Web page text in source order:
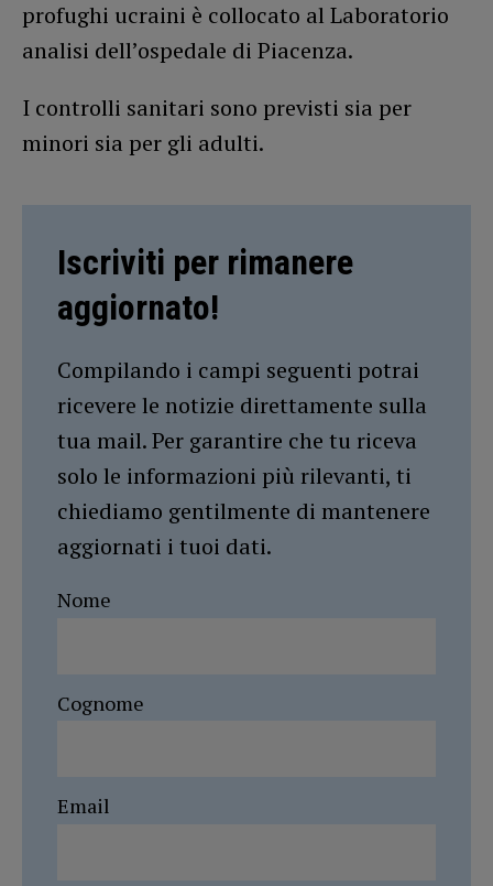
profughi ucraini è collocato al Laboratorio
analisi dell’ospedale di Piacenza.
I controlli sanitari sono previsti sia per
minori sia per gli adulti.
Iscriviti per rimanere
aggiornato!
Compilando i campi seguenti potrai
ricevere le notizie direttamente sulla
tua mail. Per garantire che tu riceva
solo le informazioni più rilevanti, ti
chiediamo gentilmente di mantenere
aggiornati i tuoi dati.
Nome
Cognome
Email